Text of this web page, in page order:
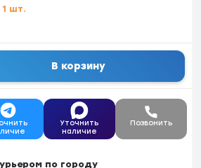
шт.
В корзину
Уточнить
наличие
Позвонить
по городу